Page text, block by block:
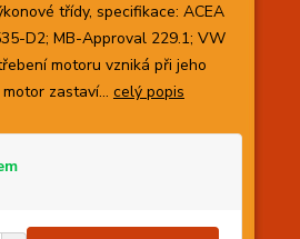
třídy, specifikace: ACEA
D2; MB-Approval 229.1; VW
motoru vzniká při jeho
zastaví... celý popis